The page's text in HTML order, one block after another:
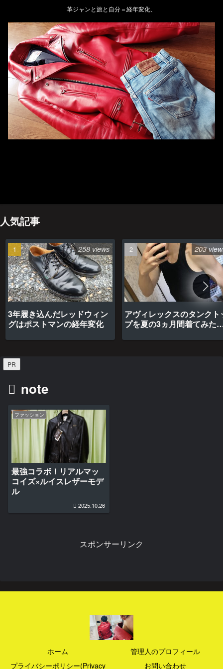
革ジャンと旅と自分＝経年変化、
人気記事
3年履き込んだレッドウィン
グはポストマンの経年変化
258 views
アヴィレックスのタンクト
プを夏の3ヵ月間着てみた
203
PR
note
ファッション
最強コラボ！リアルマッ
コイズ×ルイスレザーモデ
ル
2025.10.26
スポンサーリンク
ホーム
管理人のプロフィール
プライバシーポリシー(Privacy
お問い合わせ